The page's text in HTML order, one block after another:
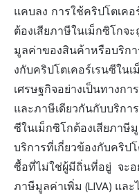
แคบลง การใช้คริปโตเค
ต้องเสียภาษีในเม็กซิโก
มูลค่าของสินค้าหรือบริก
งกับคริปโตเคอร์เรนซีใน
เศรษฐกิจอย่างเป็นทางก
และภาษีเดียวกันกับบริกา
ซีในเม็กซิโกต้องเสียภา
บริการที่เกี่ยวข้องกับคริป
ซื้อที่ไม่ใช่ผู้มีถิ่นที่อยู่ จะ
ภาษีมูลค่าเพิ่ม (LIVA) แล